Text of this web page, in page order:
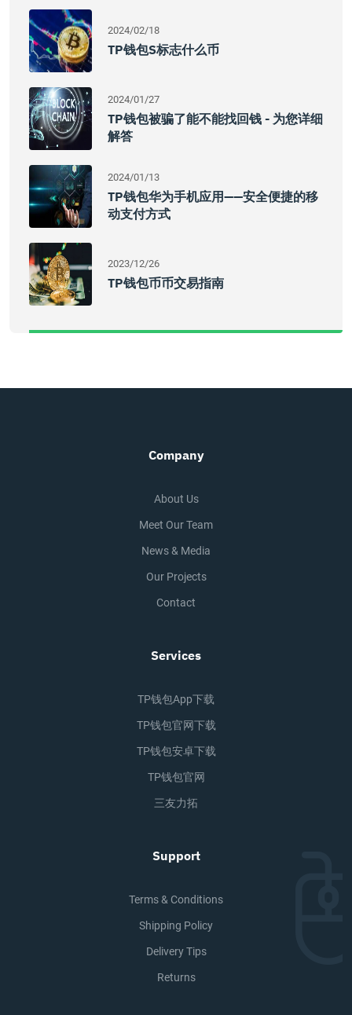
2024/02/18
TP钱包s标志什么币
2024/01/27
TP钱包被骗了能不能找回钱 - 为您详细
解答
2024/01/13
TP钱包华为手机应用——安全便捷的移
动支付方式
2023/12/26
TP钱包币币交易指南
Company
About Us
Meet Our Team
News & Media
Our Projects
Contact
Services
TP钱包app下载
TP钱包官网下载
TP钱包安卓下载
TP钱包官网
三友力拓
Support
Terms & Conditions
Shipping Policy
Delivery Tips
Returns